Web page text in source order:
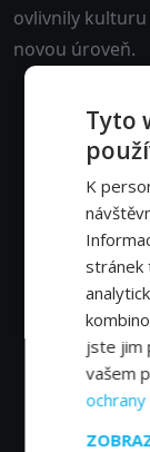
ovlivnily kulturu
novou úroveň.
Tyto
K
stránek
jste jim
vašem